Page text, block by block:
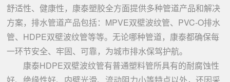
舒适性、健康性，康泰塑胶全方面提供多种管道产品和解决
方案，排水管道产品包括：MPVE双壁波纹管、PVC-O排水
管、HDPE双壁波纹管等等。无论哪种管道，康泰都确保每
一环节安全、牢固、可靠，为城市排水保驾护航。
康泰HDPE双壁波纹管有普通塑料管所具有的耐腐蚀性
好、绝缘性好、内壁光滑、流动阻力小等特点以外，还因采